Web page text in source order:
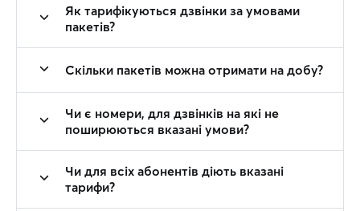
Як тарифікуються дзвінки за умовами
пакетів?
Скільки пакетів можна отримати на добу?
Чи є номери, для дзвінків на які не
поширюються вказані умови?
Чи для всіх абонентів діють вказані
тарифи?